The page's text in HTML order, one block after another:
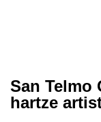
San Telmo
hartze